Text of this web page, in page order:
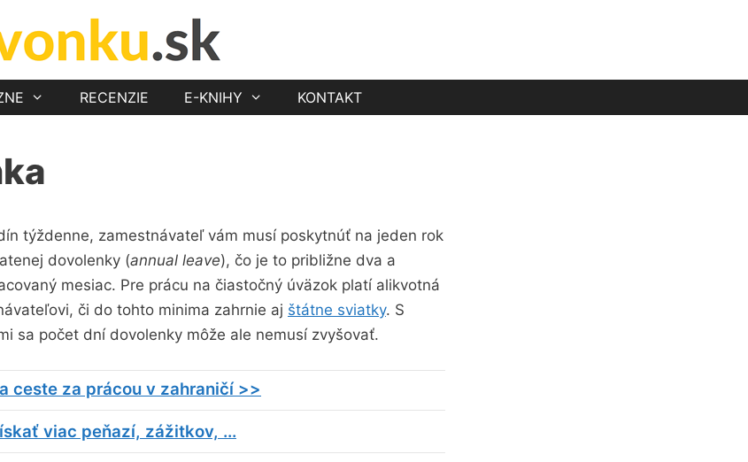
RECENZIE E-KNIHY KONTAKT
týždenne, zamestnávateľ vám musí poskytnúť na jeden rok
dovolenky (annual leave), čo je to približne dva a
mesiac. Pre prácu na čiastočný úväzok platí alikvotná
či do tohto minima zahrnie aj štátne sviatky. S
sa počet dní dovolenky môže ale nemusí zvyšovať.
ceste za prácou v zahraničí >>
viac peňazí, zážitkov, ...